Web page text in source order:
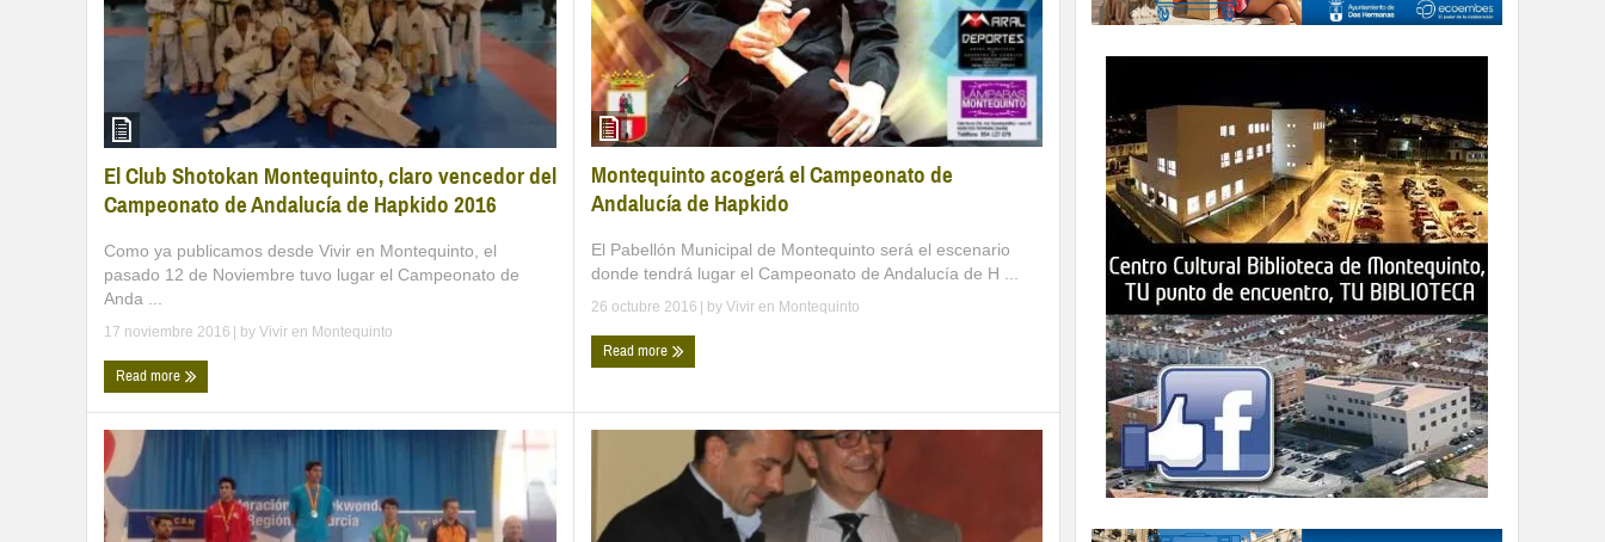
El Club Shotokan Montequinto, claro vencedor del
Campeonato de Andalucía de Hapkido 2016
Como ya publicamos desde Vivir en Montequinto, el
pasado 12 de Noviembre tuvo lugar el Campeonato de
Anda ...
17 noviembre 2016 | by Vivir en Montequinto
Read more
Montequinto acogerá el Campeonato de
Andalucía de Hapkido
El Pabellón Municipal de Montequinto será el escenario
donde tendrá lugar el Campeonato de Andalucía de H ...
26 octubre 2016 | by Vivir en Montequinto
Read more